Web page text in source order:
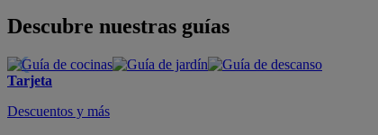
Descubre nuestras guías
Tarjeta
Descuentos y más